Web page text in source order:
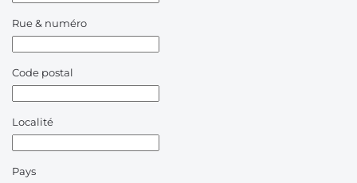
Rue & numéro
Code postal
Localité
Pays